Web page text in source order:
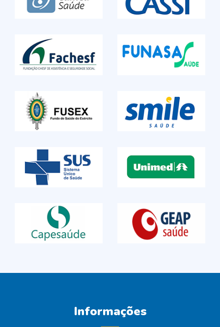
Informações